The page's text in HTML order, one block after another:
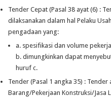
Tender Cepat (Pasal 38 ayat (6) :
dilaksanakan dalam hal Pelaku
pengadaan yang:
a. spesifikasi dan volume
b. dimungkinkan dapat
huruf c.
Tender (Pasal 1 angka 35) : Tender
Barang/Pekerjaan Konstruksi/Jasa